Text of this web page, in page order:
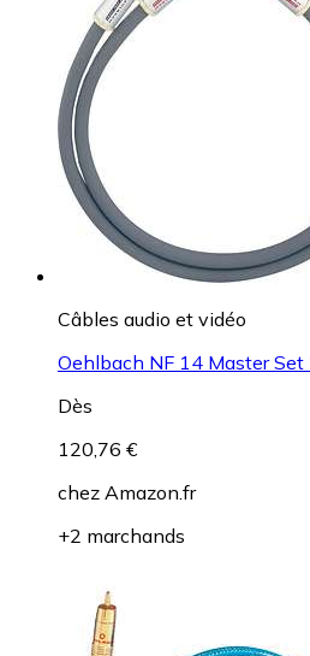
Câbles audio et vidéo
Oehlbach NF 14 Master
Dès
120,76 €
chez Amazon.fr
+2 marchands